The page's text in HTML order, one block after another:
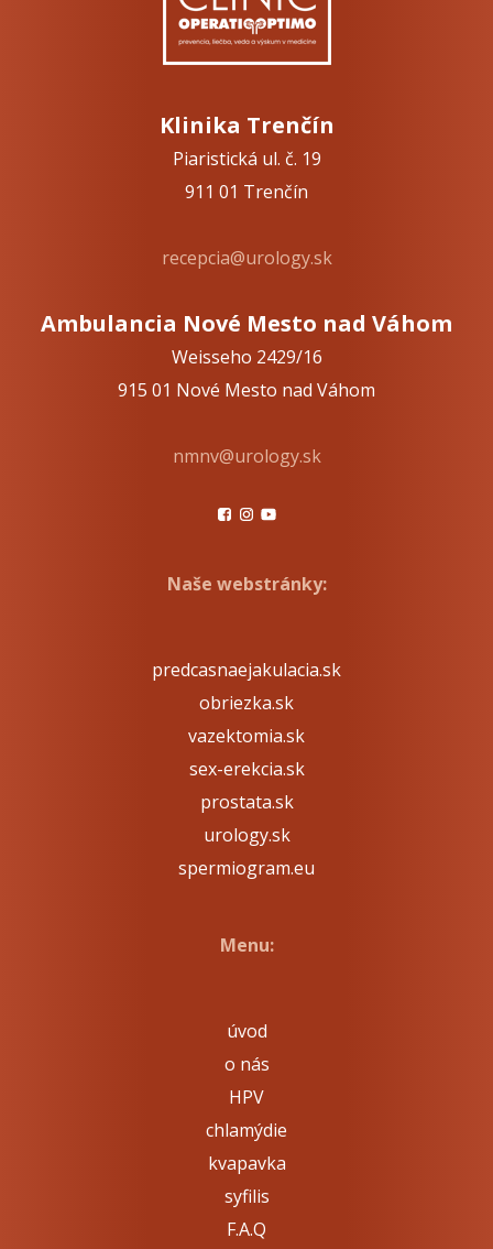
Klinika Trenčín
Piaristická ul. č. 19
911 01 Trenčín
recepcia@urology.sk
Ambulancia Nové Mesto nad Váhom
Weisseho 2429/16
915 01 Nové Mesto nad Váhom
nmnv@urology.sk
Naše webstránky:
predcasnaejakulacia.sk
obriezka.sk
vazektomia.sk
sex-erekcia.sk
prostata.sk
urology.sk
spermiogram.eu
Menu:
úvod
o nás
HPV
chlamýdie
kvapavka
syfilis
F.A.Q